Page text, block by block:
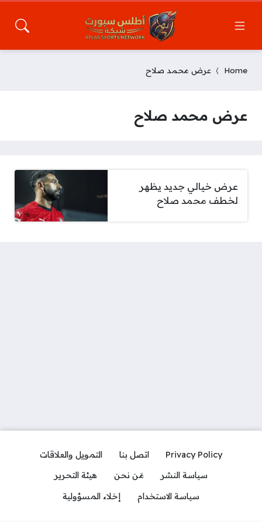
Home عرض محمد صلاح
عرض محمد صلاح
عرض خيالي جديد يظهر
لخطف محمد صلاح
Privacy Policy اتصل بنا
التمويل والعلاقات
سياسة النشر
مَن نحن
هيئة التحرير
سياسة الاستخدام
إخلاء المسؤولية